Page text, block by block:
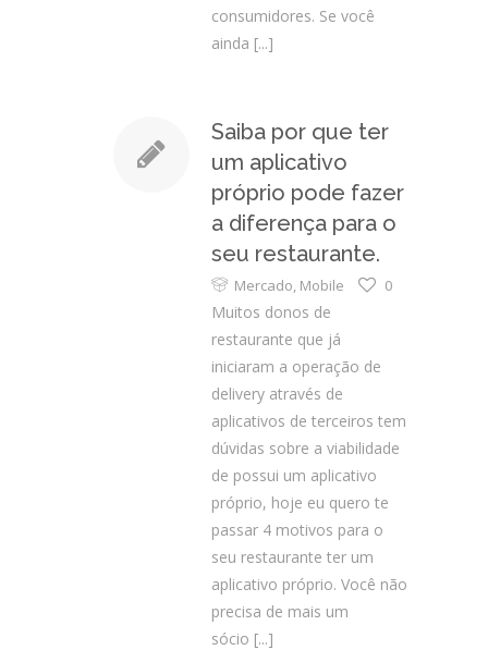
consumidores. Se você
ainda [...]
Saiba por que ter
um aplicativo
próprio pode fazer
a diferença para o
seu restaurante.
Mercado, Mobile 0
Muitos donos de
restaurante que já
iniciaram a operação de
delivery através de
aplicativos de terceiros tem
dúvidas sobre a viabilidade
de possui um aplicativo
próprio, hoje eu quero te
passar 4 motivos para o
seu restaurante ter um
aplicativo próprio. Você não
precisa de mais um
sócio [...]